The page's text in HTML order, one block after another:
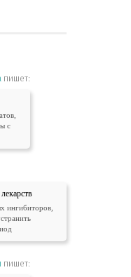
пишет:
с
ингибиторов,
пишет: